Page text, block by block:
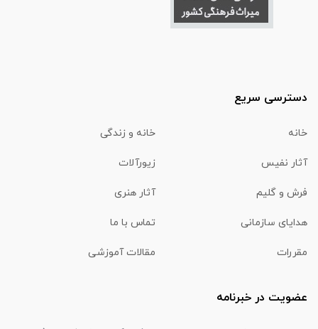
دسترسی سریع
خانه خانه و زندگی
آثار نفیس زیورآلات
فرش و گلیم آثار هنری
هدایای سازمانی تماس با ما
مقررات مقالات آموزشی
عضویت در خبرنامه